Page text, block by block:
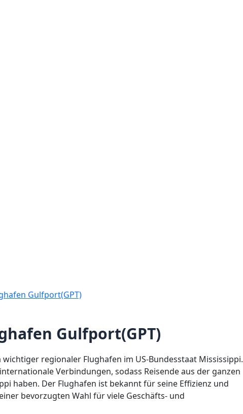
Gulfport(GPT)
Gulfport(GPT)
regionaler Flughafen im US-Bundesstaat Mississippi.
Verbindungen, sodass Reisende aus der ganzen
haben. Der Flughafen ist bekannt für seine Effizienz und
bevorzugten Wahl für viele Geschäfts- und